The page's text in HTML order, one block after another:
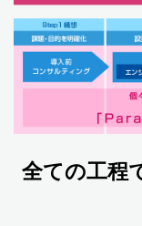
全ての工程